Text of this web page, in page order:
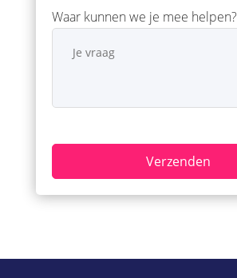
Waar kunnen we je mee helpen?